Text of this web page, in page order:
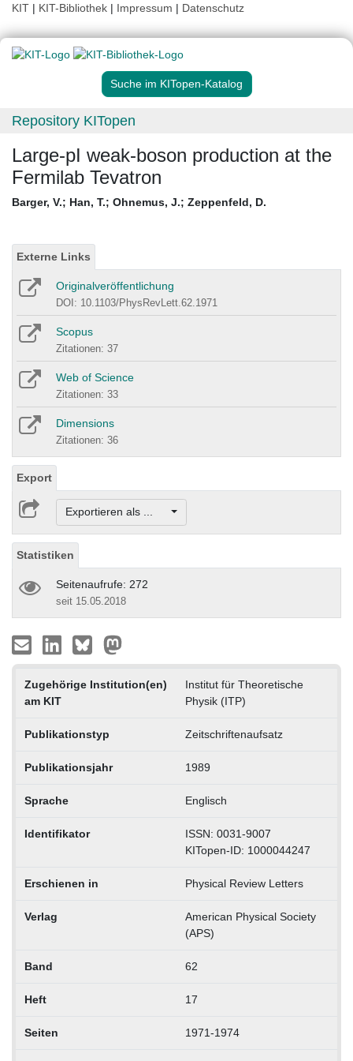
KIT | KIT-Bibliothek | Impressum | Datenschutz
Suche im KITopen-Katalog
Repository KITopen
Large-pI weak-boson production at the
Fermilab Tevatron
Barger, V.; Han, T.; Ohnemus, J.; Zeppenfeld, D.
Externe Links
Originalveröffentlichung
DOI: 10.1103/PhysRevLett.62.1971
Scopus
Zitationen: 37
Web of Science
Zitationen: 33
Dimensions
Zitationen: 36
Export
Exportieren als ...
Statistiken
Seitenaufrufe: 272
seit 15.05.2018
Zugehörige Institution(en)
am KIT
Institut für Theoretische
Physik (ITP)
Publikationstyp Zeitschriftenaufsatz
Publikationsjahr 1989
Sprache Englisch
Identifikator
ISSN: 0031-9007
KITopen-ID: 1000044247
Erschienen in Physical Review Letters
Verlag
American Physical Society
(APS)
Band 62
Heft 17
Seiten 1971-1974